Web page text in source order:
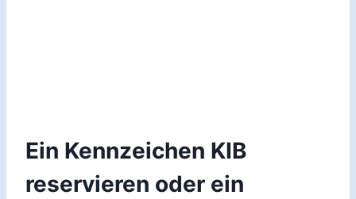
Ein Kennzeichen KIB
reservieren oder ein